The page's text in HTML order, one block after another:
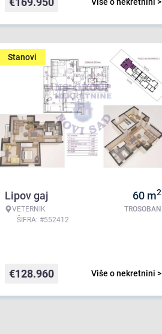
Stanovi
Lipov gaj
VETERNIK
ŠIFRA: #552412
60 m2
TROSOBAN
Više o nekretnini >
€128.960